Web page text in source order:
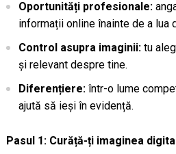
Oportunități profesionale:
informații online înainte de a lua
Control asupra imaginii:tu
și relevant despre tine.
Diferențiere:într-o lume
ajută să ieși în evidență.
Pasul 1: Curăță-ți imaginea